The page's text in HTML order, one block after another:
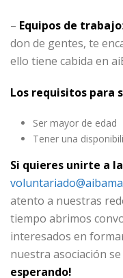
– Equipos de trabajo
don de gentes, te
ello tiene cabida en
Los requisitos para
Ser mayor de edad
Tener una
Si quieres unirte a
atento a nuestras
tiempo abrimos
interesados en
nuestra asociación
esperando!